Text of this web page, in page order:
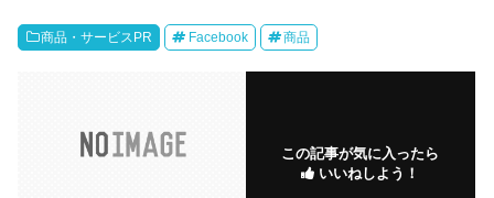
商品・サービスPR Facebook 商品
この記事が気に入ったら
いいねしよう！